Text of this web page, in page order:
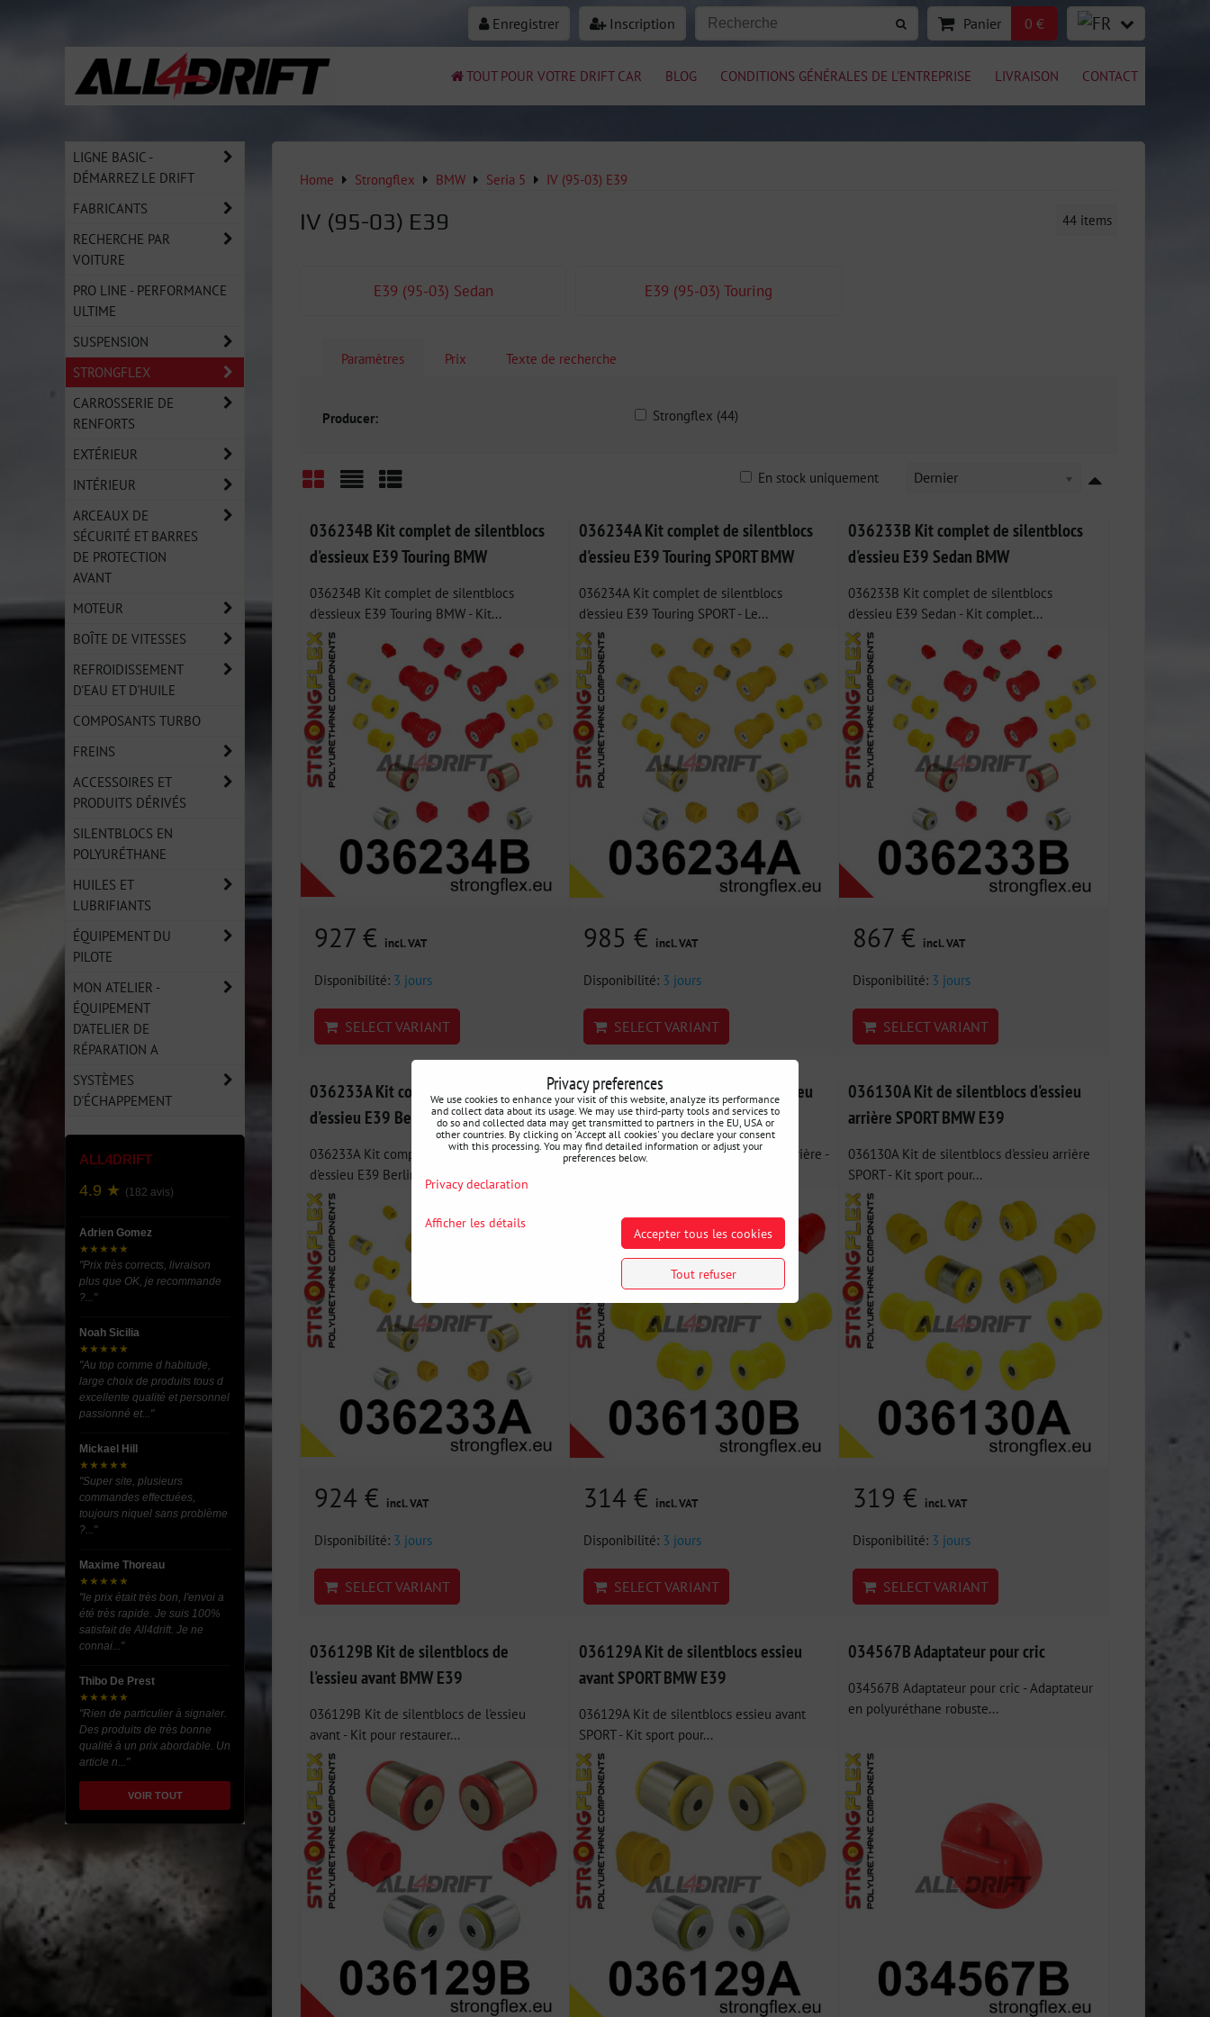
Enregistrer Inscription Panier 0 €
TOUT POUR VOTRE DRIFT CAR BLOG CONDITIONS GÉNÉRALES DE L'ENTREPRISE LIVRAISON CONTACT
Home Strongflex BMW Seria 5 IV (95-03) E39
IV (95-03) E39 44 items
E39 (95-03) Sedan E39 (95-03) Touring
Paramètres Prix Texte de recherche
Producer: Strongflex (44)
Dernier
En stock uniquement
036234B Kit complet de silentblocs
d'essieux E39 Touring BMW
036234B Kit complet de silentblocs
d'essieux E39 Touring BMW - Kit...
927 € incl. VAT
Disponibilité: 3 jours
SELECT VARIANT
036234A Kit complet de silentblocs
d'essieu E39 Touring SPORT BMW
036234A Kit complet de silentblocs
d'essieu E39 Touring SPORT - Le...
985 € incl. VAT
Disponibilité: 3 jours
SELECT VARIANT
036233B Kit complet de silentblocs
d'essieu E39 Sedan BMW
036233B Kit complet de silentblocs
d'essieu E39 Sedan - Kit complet...
867 € incl. VAT
Disponibilité: 3 jours
SELECT VARIANT
036233A Kit complet de silentblocs
d'essieu E39 Berline SPORT BMW
036233A Kit complet de silentblocs
d'essieu E39 Berline SPORT - Le...
924 € incl. VAT
Disponibilité: 3 jours
SELECT VARIANT
036130B Kit de silentblocs d'essieu
arrière BMW E39
036130B Kit de silentblocs d'essieu arrière -
314 € incl. VAT
Disponibilité: 3 jours
SELECT VARIANT
036130A Kit de silentblocs d'essieu
arrière SPORT BMW E39
036130A Kit de silentblocs d'essieu arrière
SPORT - Kit sport pour...
319 € incl. VAT
Disponibilité: 3 jours
SELECT VARIANT
036129B Kit de silentblocs de
l'essieu avant BMW E39
036129B Kit de silentblocs de l'essieu
avant - Kit pour restaurer...
036129A Kit de silentblocs essieu
avant SPORT BMW E39
036129A Kit de silentblocs essieu avant
SPORT - Kit sport pour...
034567B Adaptateur pour cric
034567B Adaptateur pour cric - Adaptateur
en polyuréthane robuste...
LIGNE BASIC -
DÉMARREZ LE DRIFT
FABRICANTS
RECHERCHE PAR
VOITURE
PRO LINE - PERFORMANCE
ULTIME
SUSPENSION
STRONGFLEX
CARROSSERIE DE
RENFORTS
EXTÉRIEUR
INTÉRIEUR
ARCEAUX DE
SÉCURITÉ ET BARRES
DE PROTECTION
AVANT
MOTEUR
BOÎTE DE VITESSES
REFROIDISSEMENT
D'EAU ET D'HUILE
COMPOSANTS TURBO
FREINS
ACCESSOIRES ET
PRODUITS DÉRIVÉS
SILENTBLOCS EN
POLYURÉTHANE
HUILES ET
LUBRIFIANTS
ÉQUIPEMENT DU
PILOTE
MON ATELIER -
ÉQUIPEMENT
D'ATELIER DE
RÉPARATION A
SYSTÈMES
D'ÉCHAPPEMENT
ALL4DRIFT
4.9 ★ (182 avis)
Adrien Gomez
★★★★★
"Prix très corrects, livraison
plus que OK, je recommande
?..."
Noah Sicilia
★★★★★
"Au top comme d habitude,
large choix de produits tous d
excellente qualité et personnel
passionné et..."
Mickael Hill
★★★★★
"Super site, plusieurs
commandes effectuées,
toujours niquel sans problème
?..."
Maxime Thoreau
★★★★★
"le prix était très bon, l'envoi a
été très rapide. Je suis 100%
satisfait de All4drift. Je ne
connai..."
Thibo De Prest
★★★★★
"Rien de particulier à signaler.
Des produits de très bonne
qualité à un prix abordable. Un
article n..."
VOIR TOUT
Privacy preferences
We use cookies to enhance your visit of this website, analyze its performance
and collect data about its usage. We may use third-party tools and services to
do so and collected data may get transmitted to partners in the EU, USA or
other countries. By clicking on 'Accept all cookies' you declare your consent
with this processing. You may find detailed information or adjust your
preferences below.
Privacy declaration
Afficher les détails
Accepter tous les cookies
Tout refuser